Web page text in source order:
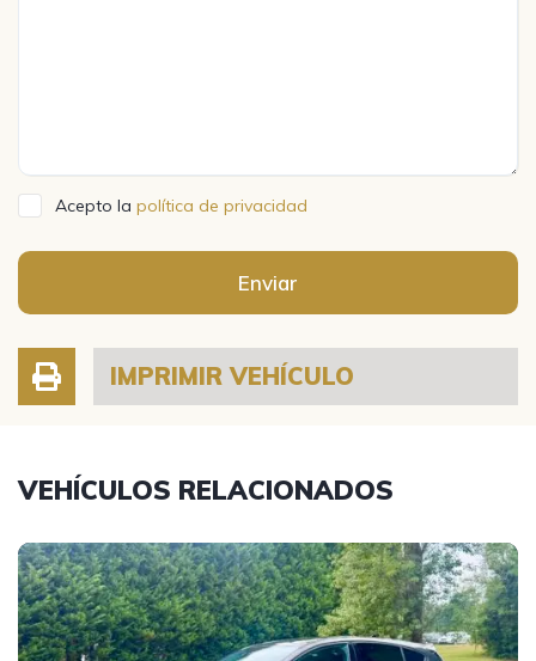
Acepto la política de privacidad
Enviar
IMPRIMIR VEHÍCULO
VEHÍCULOS RELACIONADOS